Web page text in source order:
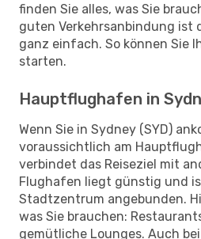
finden Sie alles, was Sie
guten Verkehrsanbindung ist
ganz einfach. So können Sie
starten.
Hauptflughafen in
Wenn Sie in Sydney (SYD)
voraussichtlich am
verbindet das Reiseziel mit
Flughafen liegt günstig und
Stadtzentrum angebunden.
was Sie brauchen:
gemütliche Lounges. Auch